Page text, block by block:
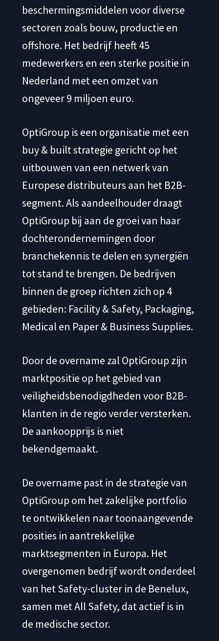
beschermingsmiddelen voor diverse
sectoren zoals bouw, productie en
offshore. Het bedrijf heeft 45
medewerkers en een sterke positie in
Nederland met een omzet van
ongeveer 9 miljoen euro.
OptiGroup is een organisatie met een
buy & built strategie gericht op het
uitbouwen van een netwerk van
Europese distributeurs aan het B2B-
segment. Als aandeelhouder draagt
OptiGroup bij aan de groei van haar
dochterondernemingen door
branchekennis te delen en synergiën
tot stand te brengen. De bedrijven
binnen de groep richten zich op 4
gebieden: Facility & Safety, Packaging,
Medical en Paper & Business Supplies.
Door de overname zal OptiGroup zijn
marktpositie op het gebied van
veiligheidsbenodigdheden voor B2B-
klanten in de regio verder versterken.
De aankoopprijs is niet
bekendgemaakt.
De overname past in de strategie van
OptiGroup om het zakelijke portfolio
te ontwikkelen naar toonaangevende
posities in aantrekkelijke
marktsegmenten in Europa. Het
overgenomen bedrijf wordt onderdeel
van het Safety-cluster in de Benelux,
samen met All Safety, dat actief is in
de medische sector.